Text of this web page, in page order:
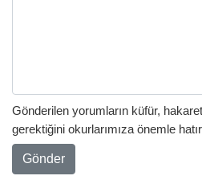
Gönderilen yorumların küfür,
gerektiğini okurlarımıza önemle
Gönder